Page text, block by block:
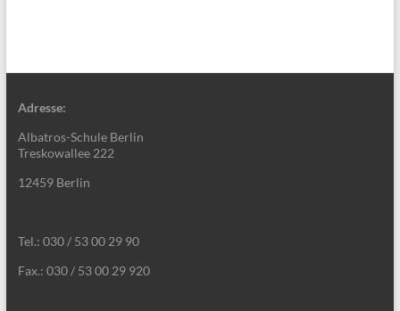
Adresse:
Albatros-Schule Berlin
Treskowallee 222
12459 Berlin
Tel.: 030 / 53 00 29 90
Fax.: 030 / 53 00 29 920